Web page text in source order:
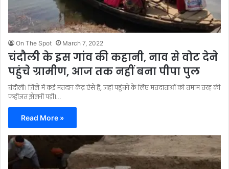
On The Spot March 7, 2022
चंदौली के इस गांव की कहानी, नाव से वोट देने
पहुंचे ग्रामीण, आज तक नहीं बना पीपा पुल
चंदौली। जिले में कई मतदान केंद्र ऐसे हैं, जहां पहुंचने के लिए मतदाताओं को तमाम तरह की
फहीजत झेलनी पड़ी।…
Read More »